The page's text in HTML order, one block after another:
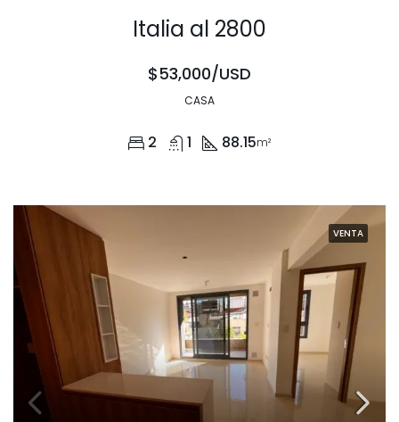
Italia al 2800
$53,000/USD
CASA
2 1 88.15m²
VENTA